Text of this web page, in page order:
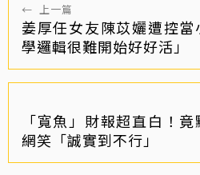
← 上一篇
姜厚任女友陳苡孋遭控
學邏輯很難開始好好活」
「寬魚」財報超直白！
網笑「誠實到不行」